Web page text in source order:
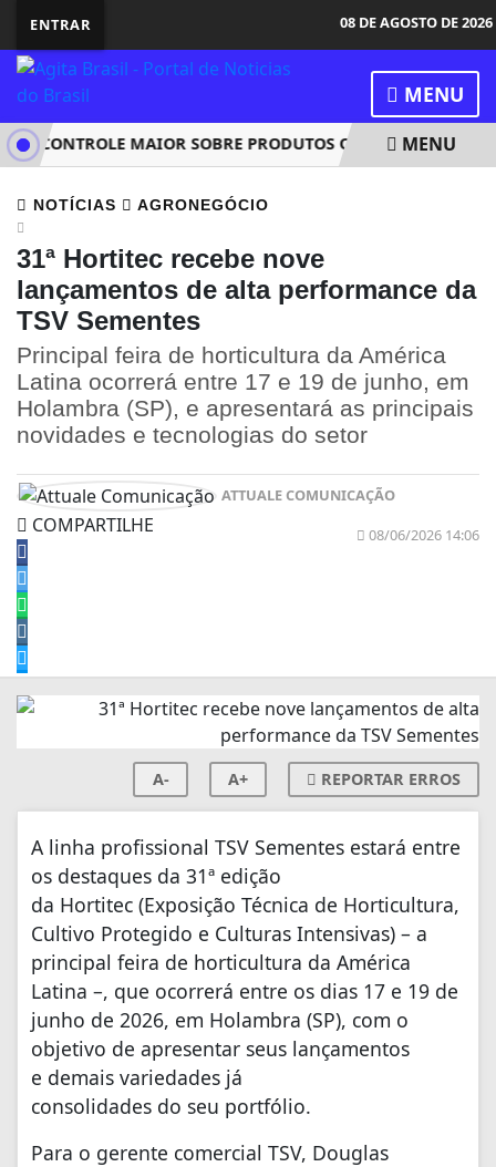
ENTRAR 08 DE AGOSTO DE 2026
MENU
CONTROLE MAIOR SOBRE PRODUTOS QUÍMICOS CNU 2
MENU
NOTÍCIAS AGRONEGÓCIO
31ª Hortitec recebe nove
lançamentos de alta performance da
TSV Sementes
Principal feira de horticultura da América
Latina ocorrerá entre 17 e 19 de junho, em
Holambra (SP), e apresentará as principais
novidades e tecnologias do setor
ATTUALE COMUNICAÇÃO
08/06/2026 14:06
COMPARTILHE
A- A+ REPORTAR ERROS
A linha profissional TSV Sementes estará entre
os destaques da 31ª edição
da Hortitec (Exposição Técnica de Horticultura,
Cultivo Protegido e Culturas Intensivas) – a
principal feira de horticultura da América
Latina –, que ocorrerá entre os dias 17 e 19 de
junho de 2026, em Holambra (SP), com o
objetivo de apresentar seus lançamentos
e demais variedades já
consolidades do seu portfólio.
Para o gerente comercial TSV, Douglas